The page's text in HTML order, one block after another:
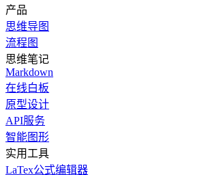
产品
思维导图
流程图
思维笔记
Markdown
在线白板
原型设计
API服务
智能图形
实用工具
LaTex公式编辑器